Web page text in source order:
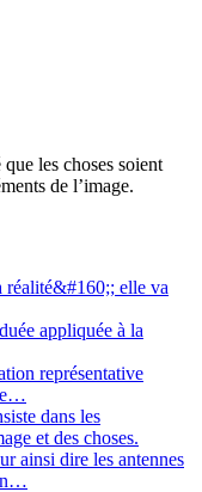
les choses soient
de l’image.
réalité&#160;; elle va
appliquée à la
représentative
dans les
et des choses.
ainsi dire les antennes